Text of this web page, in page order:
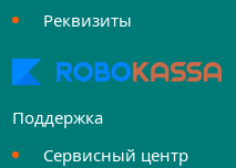
Реквизиты
Поддержка
Сервисный центр